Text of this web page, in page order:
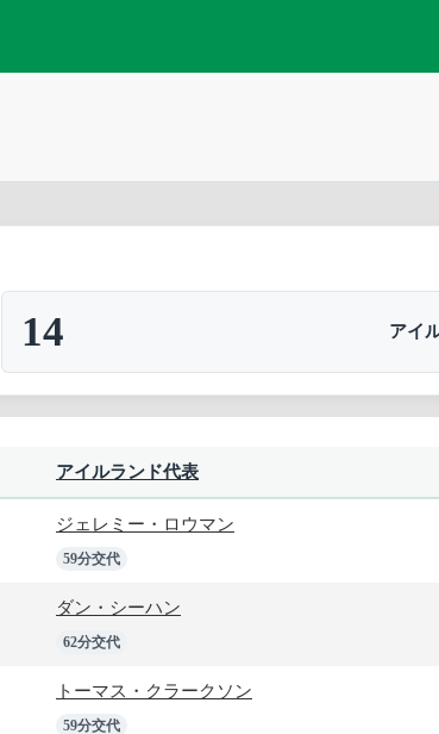
アイ
14
アイルランド代表
ジェレミー・ロウマン
59分交代
ダン・シーハン
62分交代
トーマス・クラークソン
59分交代